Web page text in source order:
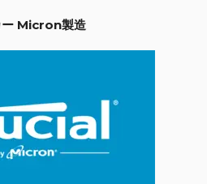
ー Micron製造